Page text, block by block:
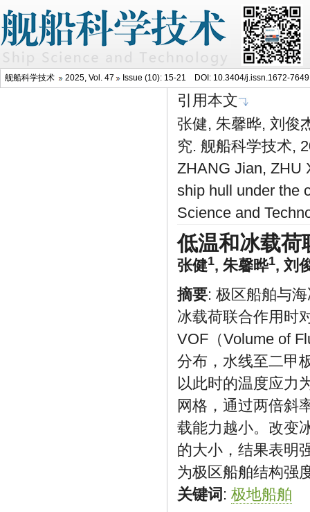
舰船科学技术 2025, Vol. 47 Issue (10): 15-21 DOI: 10.3404/j.issn.1672-
引用本文
张健, 朱馨晔, 刘俊
究. 舰船科学技术,
ZHANG Jian, ZHU
ship hull under the
Science and
低温和冰载荷
张健1, 朱馨晔1, 刘
摘要: 极区船舶与
冰载荷联合作用时
VOF（Volume of
分布，水线至二甲
以此时的温度应力
网格，通过两倍斜
载能力越小。改变
的大小，结果表明
为极区船舶结构强
关键词 : 极地船舶